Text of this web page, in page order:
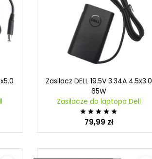
Zasilacz DELL 19.5V 3.34A 4.5x3.0
65W
Zasilacze do laptopa Dell
    
79,99 zł